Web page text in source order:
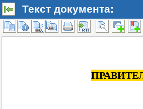
Текст документа: